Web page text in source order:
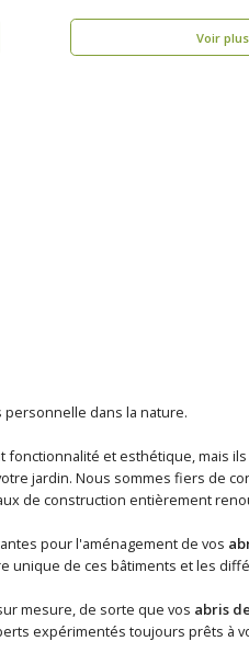
Voir plus
personnelle dans la nature.
et esthétique, mais
jardin. Nous sommes fiers de
de construction entièrement
pour l'aménagement de vos
unique de ces bâtiments et les
mesure, de sorte que vos abris
expérimentés toujours prêts à